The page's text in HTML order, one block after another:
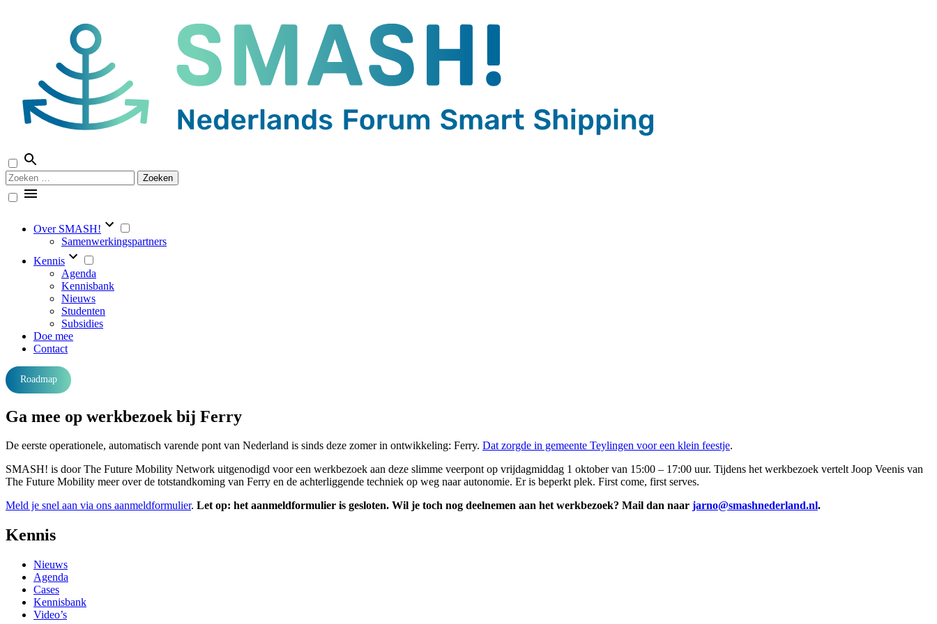
Zoeken
naar:
Over SMASH!
Samenwerkingspartners
Kennis
Agenda
Kennisbank
Nieuws
Studenten
Subsidies
Doe mee
Contact
Roadmap
Ga mee op werkbezoek bij Ferry
De eerste operationele, automatisch varende pont van Nederland is sinds deze zomer in ontwikkeling: Ferry. Dat zorgde in gemeente Teylingen voor een klein feestje.
SMASH! is door The Future Mobility Network uitgenodigd voor een werkbezoek aan deze slimme veerpont op vrijdagmiddag 1 oktober van 15:00 – 17:00 uur. Tijdens het werkbezoek vertelt Joop Veenis van
The Future Mobility meer over de totstandkoming van Ferry en de achterliggende techniek op weg naar autonomie. Er is beperkt plek. First come, first serves.
Meld je snel aan via ons aanmeldformulier. Let op: het aanmeldformulier is gesloten. Wil je toch nog deelnemen aan het werkbezoek? Mail dan naar jarno@smashnederland.nl.
footer
anchor
Kennis
Nieuws
Agenda
Cases
Kennisbank
Video’s